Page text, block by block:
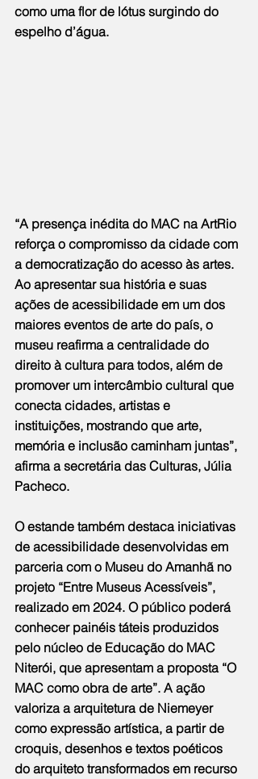
como uma flor de lótus surgindo do
espelho d’água.
“A presença inédita do MAC na ArtRio
reforça o compromisso da cidade com
a democratização do acesso às artes.
Ao apresentar sua história e suas
ações de acessibilidade em um dos
maiores eventos de arte do país, o
museu reafirma a centralidade do
direito à cultura para todos, além de
promover um intercâmbio cultural que
conecta cidades, artistas e
instituições, mostrando que arte,
memória e inclusão caminham juntas”,
afirma a secretária das Culturas, Júlia
Pacheco.
O estande também destaca iniciativas
de acessibilidade desenvolvidas em
parceria com o Museu do Amanhã no
projeto “Entre Museus Acessíveis”,
realizado em 2024. O público poderá
conhecer painéis táteis produzidos
pelo núcleo de Educação do MAC
Niterói, que apresentam a proposta “O
MAC como obra de arte”. A ação
valoriza a arquitetura de Niemeyer
como expressão artística, a partir de
croquis, desenhos e textos poéticos
do arquiteto transformados em recurso